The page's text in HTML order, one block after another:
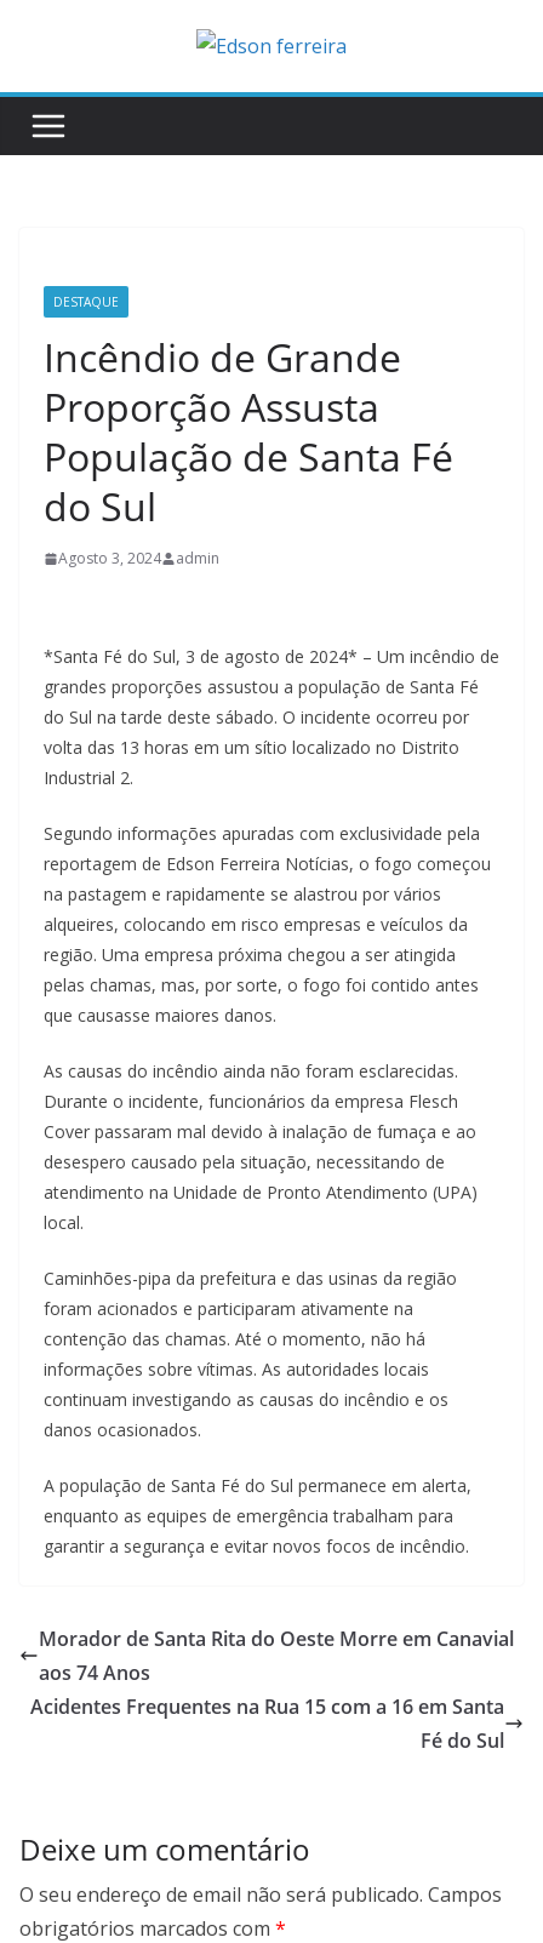
DESTAQUE
Incêndio de Grande
Proporção Assusta
População de Santa Fé
do Sul
Agosto 3, 2024 admin
*Santa Fé do Sul, 3 de agosto de 2024* – Um incêndio de
grandes proporções assustou a população de Santa Fé
do Sul na tarde deste sábado. O incidente ocorreu por
volta das 13 horas em um sítio localizado no Distrito
Industrial 2.
Segundo informações apuradas com exclusividade pela
reportagem de Edson Ferreira Notícias, o fogo começou
na pastagem e rapidamente se alastrou por vários
alqueires, colocando em risco empresas e veículos da
região. Uma empresa próxima chegou a ser atingida
pelas chamas, mas, por sorte, o fogo foi contido antes
que causasse maiores danos.
As causas do incêndio ainda não foram esclarecidas.
Durante o incidente, funcionários da empresa Flesch
Cover passaram mal devido à inalação de fumaça e ao
desespero causado pela situação, necessitando de
atendimento na Unidade de Pronto Atendimento (UPA)
local.
Caminhões-pipa da prefeitura e das usinas da região
foram acionados e participaram ativamente na
contenção das chamas. Até o momento, não há
informações sobre vítimas. As autoridades locais
continuam investigando as causas do incêndio e os
danos ocasionados.
A população de Santa Fé do Sul permanece em alerta,
enquanto as equipes de emergência trabalham para
garantir a segurança e evitar novos focos de incêndio.
Morador de Santa Rita do Oeste Morre em Canavial
aos 74 Anos
Acidentes Frequentes na Rua 15 com a 16 em Santa
Fé do Sul
Deixe um comentário
O seu endereço de email não será publicado. Campos
obrigatórios marcados com *